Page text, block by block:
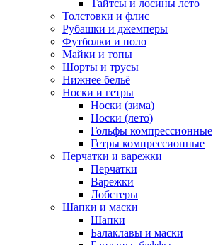
Тайтсы и лосины лето
Толстовки и флис
Рубашки и джемперы
Футболки и поло
Майки и топы
Шорты и трусы
Нижнее бельё
Носки и гетры
Носки (зима)
Носки (лето)
Гольфы компрессионные
Гетры компрессионные
Перчатки и варежки
Перчатки
Варежки
Лобстеры
Шапки и маски
Шапки
Балаклавы и маски